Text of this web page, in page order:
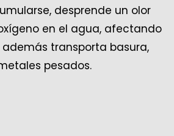
desprende un olor
en el agua, afectando
transporta basura,
pesados.